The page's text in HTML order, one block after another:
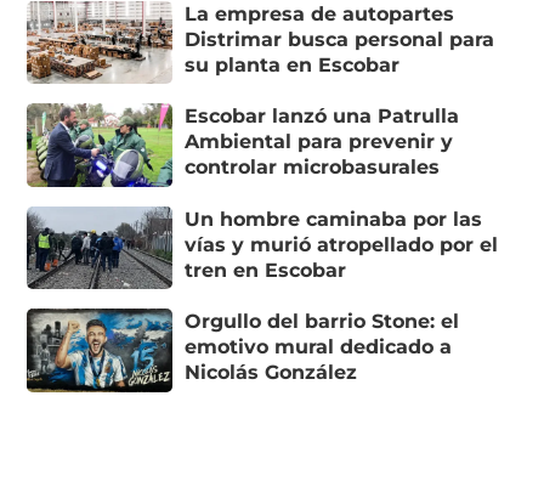
La empresa de autopartes
Distrimar busca personal para
su planta en Escobar
Escobar lanzó una Patrulla
Ambiental para prevenir y
controlar microbasurales
Un hombre caminaba por las
vías y murió atropellado por el
tren en Escobar
Orgullo del barrio Stone: el
emotivo mural dedicado a
Nicolás González